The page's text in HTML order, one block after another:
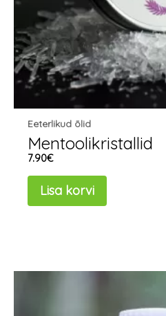
Eeterlikud õlid
Mentoolikristallid
7.90€
Lisa korvi